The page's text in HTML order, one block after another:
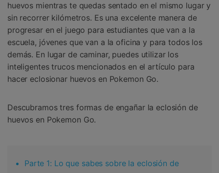
huevos mientras te quedas sentado en el mismo lugar y
sin recorrer kilómetros. Es una excelente manera de
progresar en el juego para estudiantes que van a la
escuela, jóvenes que van a la oficina y para todos los
demás. En lugar de caminar, puedes utilizar los
inteligentes trucos mencionados en el artículo para
hacer eclosionar huevos en Pokemon Go.
Descubramos tres formas de engañar la eclosión de
huevos en Pokemon Go.
Parte 1: Lo que sabes sobre la eclosión de